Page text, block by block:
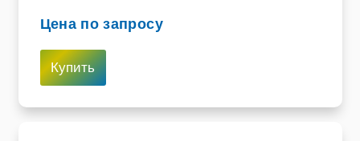
Цена по запросу
Купить